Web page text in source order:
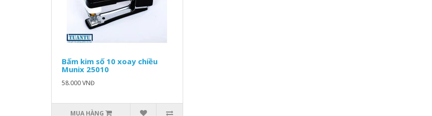
Bấm kim số 10 xoay chiều
Munix 25010
58.000 VNĐ
MUA HÀNG